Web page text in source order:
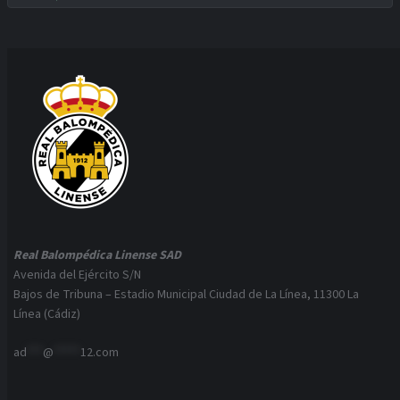
Real Balompédica Linense SAD
Avenida del Ejército S/N
Bajos de Tribuna – Estadio Municipal Ciudad de La Línea, 11300 La
Línea (Cádiz)
ad @ 12.com